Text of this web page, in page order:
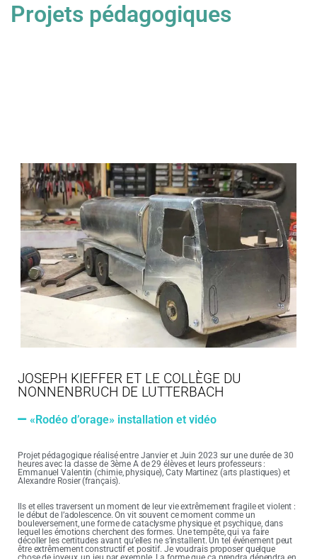
Projets pédagogiques
JOSEPH KIEFFER ET LE COLLÈGE DU
NONNENBRUCH DE LUTTERBACH
«Rodéo d’orage» installation et vidéo
Projet pédagogique réalisé entre Janvier et Juin 2023 sur une durée de 30
heures avec la classe de 3ème A de 29 élèves et leurs professeurs :
Emmanuel Valentin (chimie, physique), Caty Martinez (arts plastiques) et
Alexandre Rosier (français).
Ils et elles traversent un moment de leur vie extrêmement fragile et violent :
le début de l’adolescence. On vit souvent ce moment comme un
bouleversement, une forme de cataclysme physique et psychique, dans
lequel les émotions cherchent des formes. Une tempête, qui va faire
décoller les certitudes avant qu’elles ne s’installent. Un tel événement peut
être extrêmement constructif et positif. Je voudrais proposer quelque